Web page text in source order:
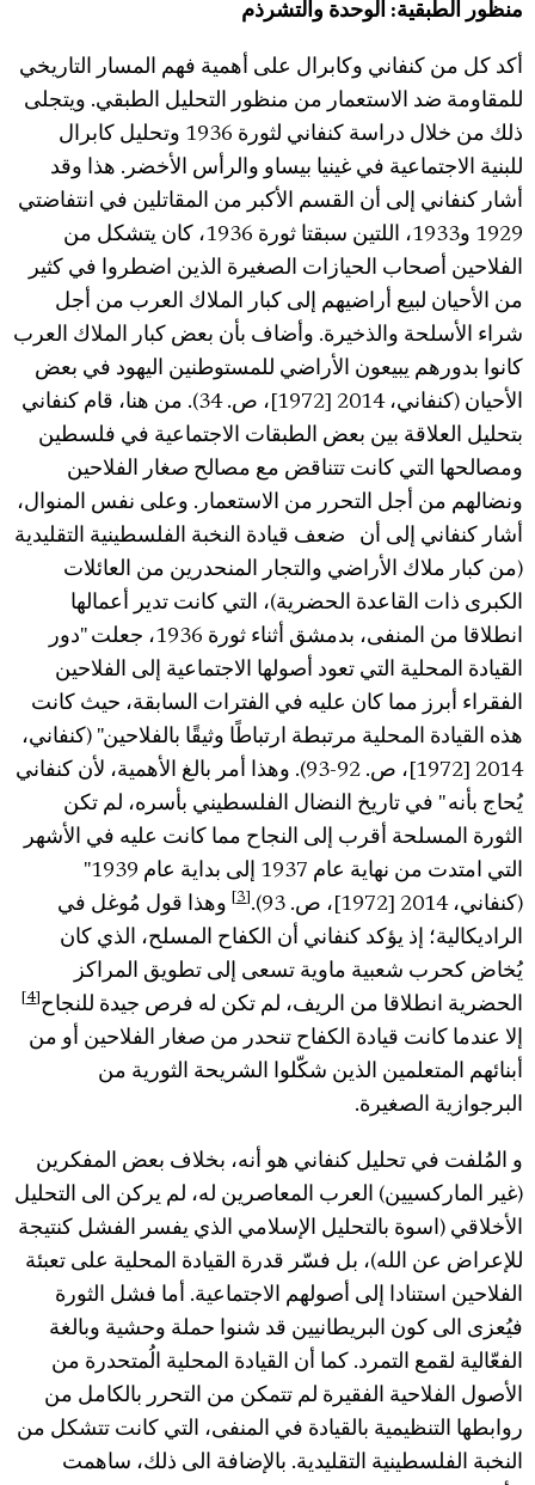
منظور الطبقية: الوحدة والتشرذم
أكد كل من كنفاني وكابرال على أهمية فهم المسار التاريخي
للمقاومة ضد الاستعمار من منظور التحليل الطبقي. ويتجلى
ذلك من خلال دراسة كنفاني لثورة 1936 وتحليل كابرال
للبنية الاجتماعية في غينيا بيساو والرأس الأخضر. هذا وقد
أشار كنفاني إلى أن القسم الأكبر من المقاتلين في انتفاضتي
1929 و1933، اللتين سبقتا ثورة 1936، كان يتشكل من
الفلاحين أصحاب الحيازات الصغيرة الذين اضطروا في كثير
من الأحيان لبيع أراضيهم إلى كبار الملاك العرب من أجل
شراء الأسلحة والذخيرة. وأضاف بأن بعض كبار الملاك العرب
كانوا بدورهم يبيعون الأراضي للمستوطنين اليهود في بعض
الأحيان (كنفاني، 2014 [1972]، ص. 34). من هنا، قام كنفاني
بتحليل العلاقة بين بعض الطبقات الاجتماعية في فلسطين
ومصالحها التي كانت تتناقض مع مصالح صغار الفلاحين
ونضالهم من أجل التحرر من الاستعمار. وعلى نفس المنوال،
أشار كنفاني إلى أن ضعف قيادة النخبة الفلسطينية التقليدية
(من كبار ملاك الأراضي والتجار المنحدرين من العائلات
الكبرى ذات القاعدة الحضرية)، التي كانت تدير أعمالها
انطلاقا من المنفى، بدمشق أثناء ثورة 1936، جعلت "دور
القيادة المحلية التي تعود أصولها الاجتماعية إلى الفلاحين
الفقراء أبرز مما كان عليه في الفترات السابقة، حيث كانت
هذه القيادة المحلية مرتبطة ارتباطًا وثيقًا بالفلاحين" (كنفاني،
2014 [1972]، ص. 92-93). وهذا أمر بالغ الأهمية، لأن كنفاني
يُحاج بأنه " في تاريخ النضال الفلسطيني بأسره، لم تكن
الثورة المسلحة أقرب إلى النجاح مما كانت عليه في الأشهر
التي امتدت من نهاية عام 1937 إلى بداية عام 1939"
(كنفاني، 2014 [1972]، ص. 93).
وهذا قول مُوغل في
الراديكالية؛ إذ يؤكد كنفاني أن الكفاح المسلح، الذي كان
يُخاض كحرب شعبية ماوية تسعى إلى تطويق المراكز
الحضرية انطلاقا من الريف، لم تكن له فرص جيدة للنجاح
إلا عندما كانت قيادة الكفاح تنحدر من صغار الفلاحين أو من
أبنائهم المتعلمين الذين شكّلوا الشريحة الثورية من
البرجوازية الصغيرة.
و المُلفت في تحليل كنفاني هو أنه، بخلاف بعض المفكرين
(غير الماركسيين) العرب المعاصرين له، لم يركن الى التحليل
الأخلاقي (اسوة بالتحليل الإسلامي الذي يفسر الفشل كنتيجة
للإعراض عن الله)، بل فسّر قدرة القيادة المحلية على تعبئة
الفلاحين استنادا إلى أصولهم الاجتماعية. أما فشل الثورة
فيُعزى الى كون البريطانيين قد شنوا حملة وحشية وبالغة
الفعّالية لقمع التمرد. كما أن القيادة المحلية الُمتحدرة من
الأصول الفلاحية الفقيرة لم تتمكن من التحرر بالكامل من
روابطها التنظيمية بالقيادة في المنفى، التي كانت تتشكل من
النخبة الفلسطينية التقليدية. بالإضافة الى ذلك، ساهمت